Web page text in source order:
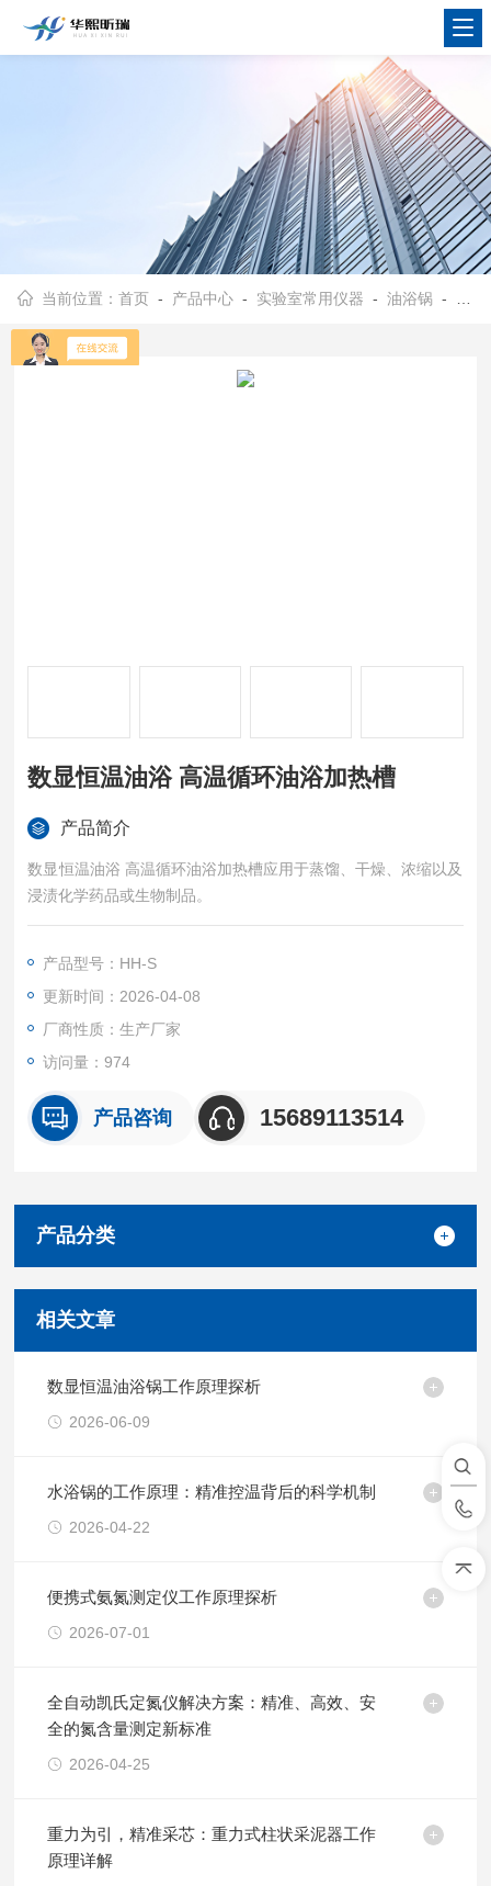
当前位置：首页 - 产品中心 - 实验室常用仪器 -油浴锅 - HH-S数显恒温油浴 高温循环油浴加热槽
数显恒温油浴 高温循环油浴加热槽
产品简介
数显恒温油浴 高温循环油浴加热槽应用于蒸馏、干燥、浓缩以及
浸渍化学药品或生物制品。
产品型号：HH-S
更新时间：2026-04-08
厂商性质：生产厂家
访问量：974
产品咨询 15689113514
产品分类
相关文章
数显恒温油浴锅工作原理探析
2026-06-09
水浴锅的工作原理：精准控温背后的科学机制
2026-04-22
便携式氨氮测定仪工作原理探析
2026-07-01
全自动凯氏定氮仪解决方案：精准、高效、安
全的氮含量测定新标准
2026-04-25
重力为引，精准采芯：重力式柱状采泥器工作
原理详解